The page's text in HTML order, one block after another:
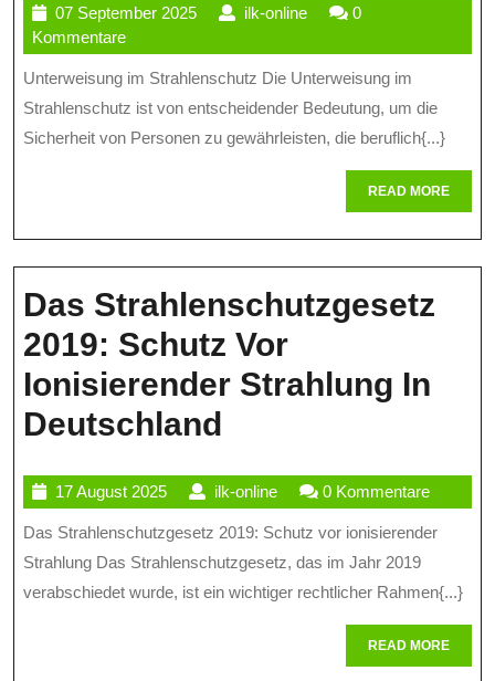
Im
Strahlenschutz:
Wissen
Für
Sicherheit
07 September 202507
2025
ilk-onlineilk-
0
Kommentare
Unterweisung im Strahlenschutz Die Unterweisung im
Strahlenschutz ist von entscheidender Bedeutung, um die
Sicherheit von Personen zu gewährleisten, die beruflich{...}
READ MOREREAD
MORE
Das Strahlenschutzgesetz
2019: Schutz Vor
Ionisierender Strahlung In
Deutschland
2019:
Schutz
Vor
Ionisierender
Strahlung
17 August 202517
August
2025
ilk-onlineilk-
online
0 Kommentare
Das Strahlenschutzgesetz 2019: Schutz vor ionisierender
Strahlung Das Strahlenschutzgesetz, das im Jahr 2019
verabschiedet wurde, ist ein wichtiger rechtlicher Rahmen{...}
READ MOREREAD
MORE